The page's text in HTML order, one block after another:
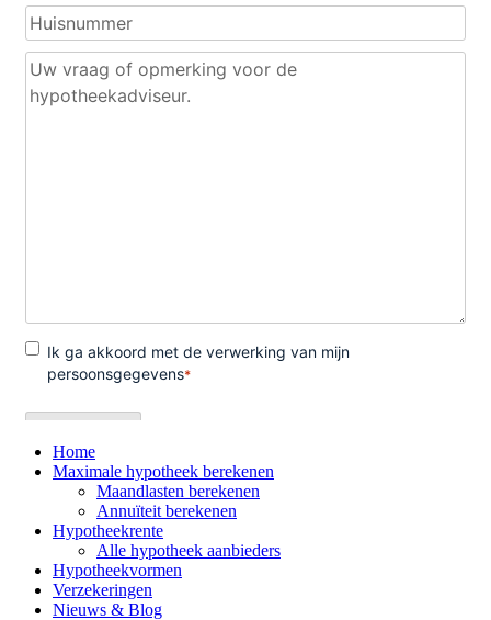
Home
Maximale hypotheek berekenen
Maandlasten berekenen
Annuïteit berekenen
Hypotheekrente
Alle hypotheek aanbieders
Hypotheekvormen
Verzekeringen
Nieuws & Blog